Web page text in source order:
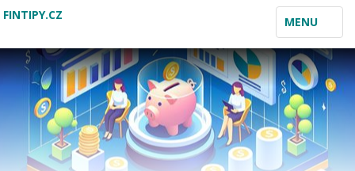
TOGGLE
NAVIGATION
MENU
FINTIPY.CZ